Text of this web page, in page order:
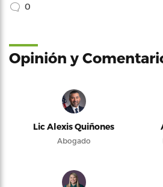
0
Opinión y
Lic Alexis Quiñones
Abogado